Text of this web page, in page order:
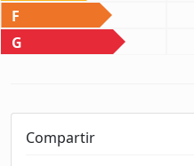
F
G
Compartir